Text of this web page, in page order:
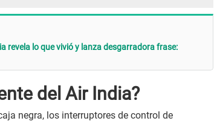
revela lo que vivió y lanza desgarradora frase:
del Air India?
negra, los interruptores de control de